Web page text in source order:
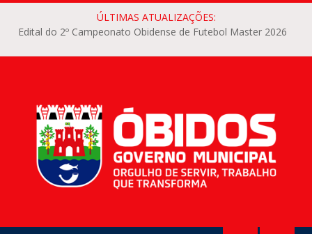
ÚLTIMAS ATUALIZAÇÕES:
Edital do 2º Campeonato Obidense de Futebol Master 2026